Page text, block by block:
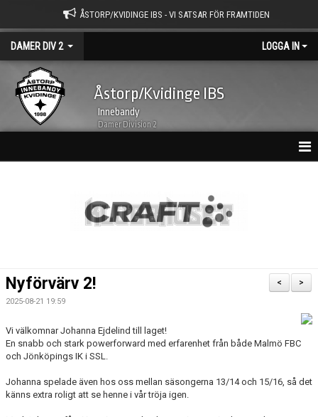
ÅSTORP/KVIDINGE IBS - VI SATSAR FÖR FRAMTIDEN
DAMER DIV 2 LOGGA IN
Åstorp/Kvidinge IBS
Innebandy
Damer Division 2
BILDGALLERI
DOKUMENT
KONTAKT
MATCHER
>
<
Nyförvärv 2!
2025-08-21 19:59
Vi välkomnar Johanna Ejdelind till laget!
En snabb och stark powerforward med erfarenhet från både Malmö FBC
och Jönköpings IK i SSL.
Johanna spelade även hos oss mellan säsongerna 13/14 och 15/16, så det
känns extra roligt att se henne i vår tröja igen.